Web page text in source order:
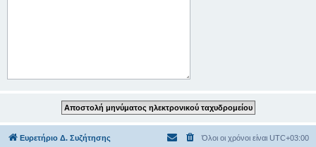
Ευρετήριο Δ. Συζήτησης Όλοι οι χρόνοι είναι UTC+03:00